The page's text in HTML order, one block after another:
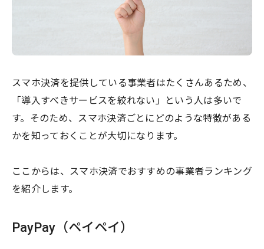
スマホ決済を提供している事業者はたくさんあるため、
「導入すべきサービスを絞れない」という人は多いで
す。そのため、スマホ決済ごとにどのような特徴がある
かを知っておくことが大切になります。
ここからは、スマホ決済でおすすめの事業者ランキング
を紹介します。
PayPay（ペイペイ）